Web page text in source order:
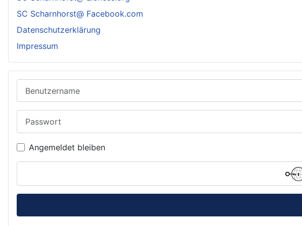
SC Scharnhorst@ Facebook.com
Datenschutzerklärung
Impressum
Angemeldet bleiben